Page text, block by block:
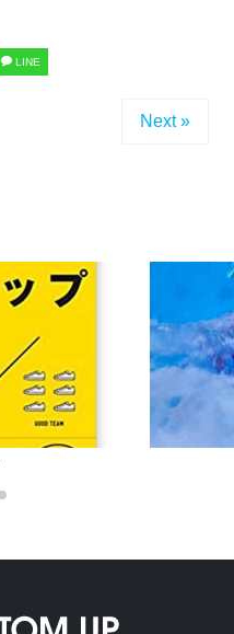
LINE
Next »